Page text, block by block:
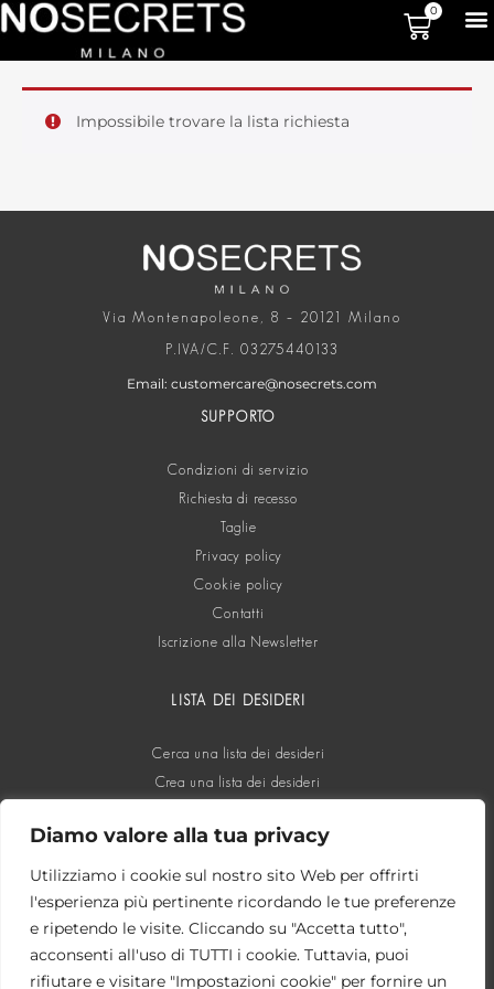
Diamo valore alla tua privacy
Utilizziamo i cookie sul nostro sito Web per offrirti
l'esperienza più pertinente ricordando le tue preferenze
e ripetendo le visite. Cliccando su "Accetta tutto",
acconsenti all'uso di TUTTI i cookie. Tuttavia, puoi
rifiutare e visitare "Impostazioni cookie" per fornire un
0
Impossibile trovare la lista richiesta
Via Montenapoleone, 8 – 20121 Milano
P.IVA/C.F. 03275440133
Email: customercare@nosecrets.com
SUPPORTO
Condizioni di servizio
Richiesta di recesso
Taglie
Privacy policy
Cookie policy
Contatti
Iscrizione alla Newsletter
LISTA DEI DESIDERI
Cerca una lista dei desideri
Crea una lista dei desideri
SOCIAL